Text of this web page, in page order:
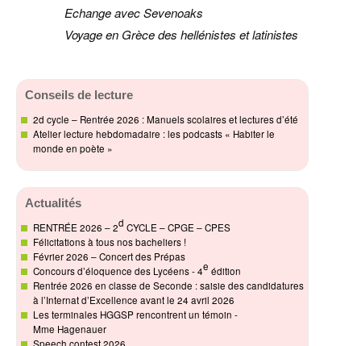
Echange avec Sevenoaks
Voyage en Grèce des hellénistes et latinistes
Conseils de lecture
2d cycle – Rentrée 2026 : Manuels scolaires et lectures d’été
Atelier lecture hebdomadaire : les podcasts « Habiter le
monde en poète »
Actualités
RENTRÉE 2026 – 2d CYCLE – CPGE – CPES
Félicitations à tous nos bacheliers !
Février 2026 – Concert des Prépas
Concours d’éloquence des Lycéens - 4e édition
Rentrée 2026 en classe de Seconde : saisie des candidatures
à l’Internat d’Excellence avant le 24 avril 2026
Les terminales HGGSP rencontrent un témoin -
Mme Hagenauer